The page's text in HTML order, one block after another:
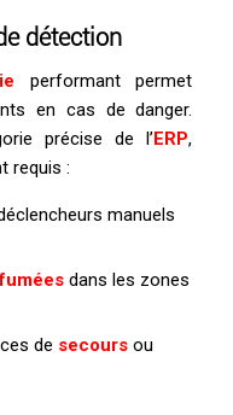
détection
performant permet
en cas de danger.
précise de l’ERP,
requis :
manuels
dans les zones
de secoursou